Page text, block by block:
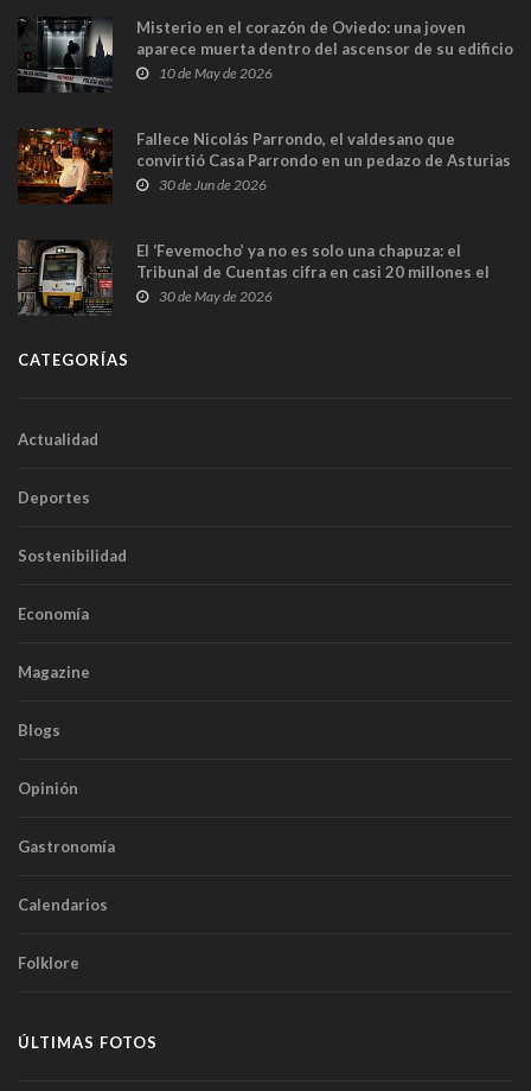
Misterio en el corazón de Oviedo: una joven
aparece muerta dentro del ascensor de su edificio
y las cámaras captan sus últimos minutos
10 de May de 2026
Fallece Nicolás Parrondo, el valdesano que
convirtió Casa Parrondo en un pedazo de Asturias
en Madrid
30 de Jun de 2026
El ‘Fevemocho’ ya no es solo una chapuza: el
Tribunal de Cuentas cifra en casi 20 millones el
sobrecoste de los trenes que no cabían por los
30 de May de 2026
CATEGORÍAS
Actualidad
Deportes
Sostenibilidad
Economía
Magazine
Blogs
Opinión
Gastronomía
Calendarios
Folklore
ÚLTIMAS FOTOS